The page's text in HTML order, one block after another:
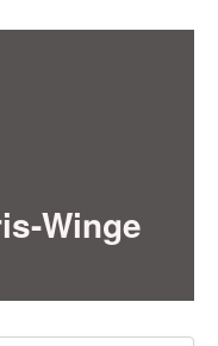
Winge